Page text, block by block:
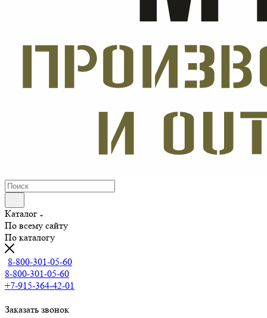
Каталог
По всему сайту
По каталогу
8-800-301-05-60
8-800-301-05-60
+7-915-364-42-01
Заказать звонок